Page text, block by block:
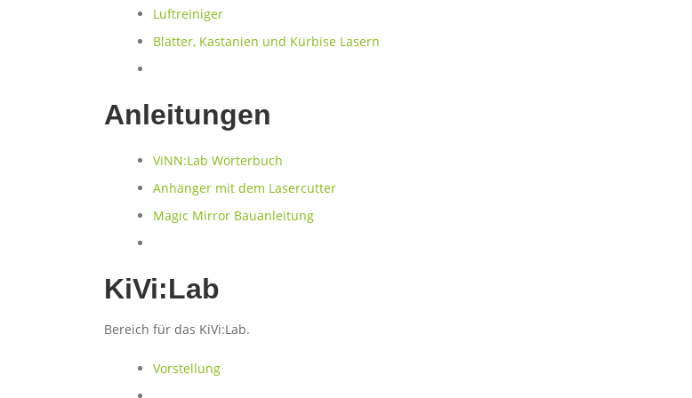
Luftreiniger
Blätter, Kastanien und Kürbise Lasern
Anleitungen
ViNN:Lab Wörterbuch
Anhänger mit dem Lasercutter
Magic Mirror Bauanleitung
KiVi:Lab
Bereich für das KiVi:Lab.
Vorstellung